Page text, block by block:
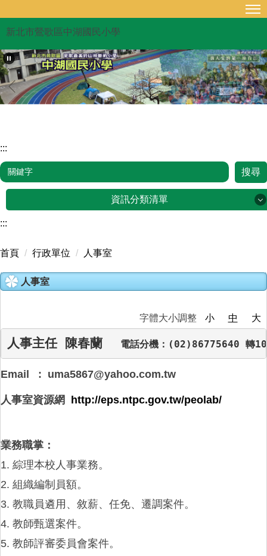
主
要
內
容
區
新北市鶯歌區中湖國民小學
:::
搜尋
資訊分類清單
行政單位
家長會
榮耀e中湖
招生與轉學
親師生專區
中湖影音
活動相簿
:::
首頁 行政單位 人事室
人事室
字體大小調整 小 中 大
人事主任 陳春蘭 電話分機：(02)86775640 轉
Email : uma5867@yahoo.com.tw
人事室資源網 http://eps.ntpc.gov.tw/peolab/
業務職掌：
1. 綜理本校人事業務。
2. 組織編制員額。
3. 教職員遴用、敘薪、任免、遷調案件。
4. 教師甄選案件。
5. 教師評審委員會案件。